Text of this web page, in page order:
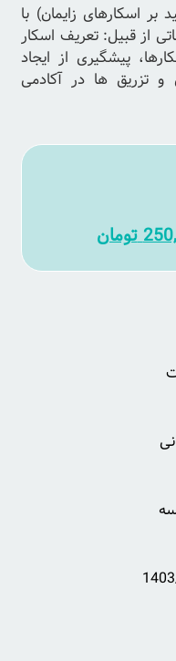
بر اسکارهای زایمان) با
از قبیل: تعریف اسکار
پیشگیری از ایجاد
تزریق ها در آکادمی
تومان